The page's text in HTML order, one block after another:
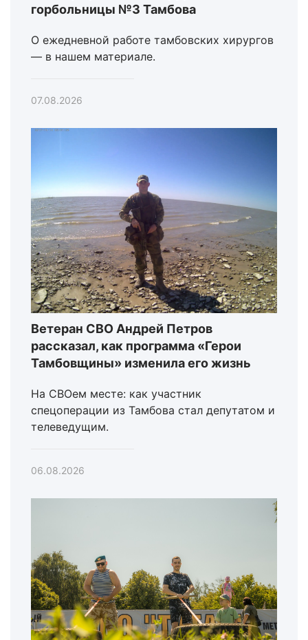
горбольницы №3 Тамбова
О ежедневной работе тамбовских хирургов
— в нашем материале.
07.08.2026
Ветеран СВО Андрей Петров
рассказал, как программа «Герои
Тамбовщины» изменила его жизнь
На СВОем месте: как участник
спецоперации из Тамбова стал депутатом и
телеведущим.
06.08.2026